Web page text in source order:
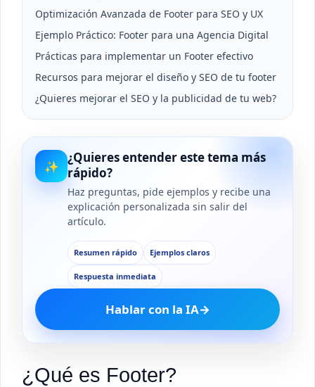
Optimización Avanzada de Footer para SEO y UX
Ejemplo Práctico: Footer para una Agencia Digital
Prácticas para implementar un Footer efectivo
Recursos para mejorar el diseño y SEO de tu footer
¿Quieres mejorar el SEO y la publicidad de tu web?
✨
¿Quieres entender este tema más
rápido?
Haz preguntas, pide ejemplos y recibe una
explicación personalizada sin salir del
artículo.
Resumen rápido Ejemplos claros
Respuesta inmediata
Hablar con la IA→
¿Qué es Footer?